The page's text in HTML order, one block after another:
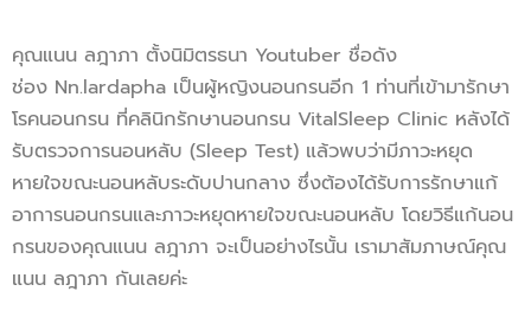
คุณแนน ลฎาภา ตั้งนิมิตรธนา Youtuber ชื่อดัง
ช่อง Nn.lardapha เป็นผู้หญิงนอนกรนอีก 1 ท่านที่เข้ามารักษา
โรคนอนกรน ที่คลินิกรักษานอนกรน VitalSleep Clinic หลังได้
รับตรวจการนอนหลับ (Sleep Test) แล้วพบว่ามีภาวะหยุด
หายใจขณะนอนหลับระดับปานกลาง ซึ่งต้องได้รับการรักษาแก้
อาการนอนกรนและภาวะหยุดหายใจขณะนอนหลับ โดยวิธีแก้นอน
กรนของคุณแนน ลฎาภา จะเป็นอย่างไรนั้น เรามาสัมภาษณ์คุณ
แนน ลฎาภา กันเลยค่ะ